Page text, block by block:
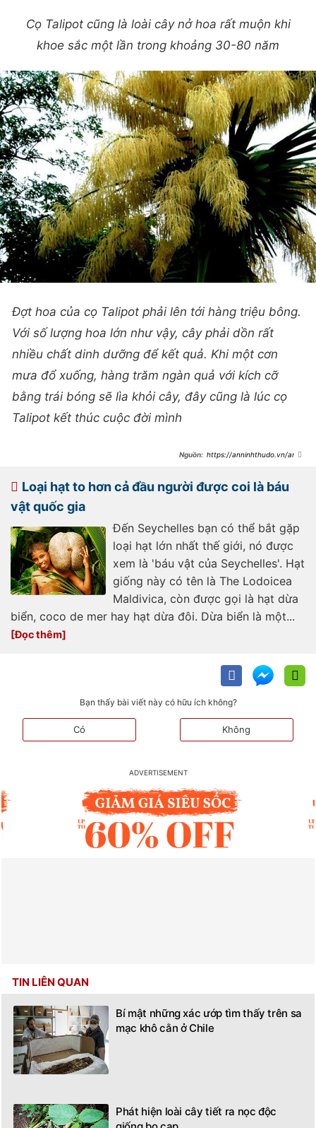
Cọ Talipot cũng là loài cây nở hoa rất muộn khi
khoe sắc một lần trong khoảng 30-80 năm
Đợt hoa của cọ Talipot phải lên tới hàng triệu bông.
Với số lượng hoa lớn như vậy, cây phải dồn rất
nhiều chất dinh dưỡng để kết quả. Khi một cơn
mưa đổ xuống, hàng trăm ngàn quả với kích cỡ
bằng trái bóng sẽ lìa khỏi cây, đây cũng là lúc cọ
Talipot kết thúc cuộc đời mình
https://anninhthudo.vn/anh-
post444776.antd
Loại hạt to hơn cả đầu người được coi là báu
vật quốc gia
Đến Seychelles bạn có thể bắt gặp
loại hạt lớn nhất thế giới, nó được
xem là 'báu vật của Seychelles'. Hạt
giống này có tên là The Lodoicea
Maldivica, còn được gọi là hạt dừa
biển, coco de mer hay hạt dừa đôi. Dừa biển là một...
Bạn thấy bài viết này có hữu ích không?
Có Không
TIN LIÊN QUAN
Bí mật những xác ướp tìm thấy trên sa
mạc khô cằn ở Chile
Phát hiện loài cây tiết ra nọc độc